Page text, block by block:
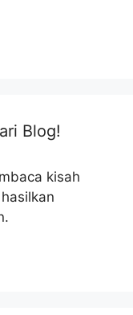
Blog!
kisah